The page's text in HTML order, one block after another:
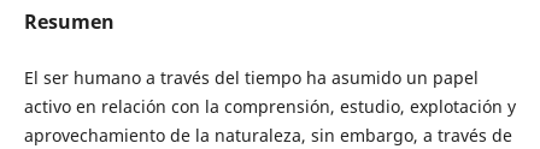
Resumen
El ser humano a través del tiempo ha asumido un papel
activo en relación con la comprensión, estudio, explotación y
aprovechamiento de la naturaleza, sin embargo, a través de